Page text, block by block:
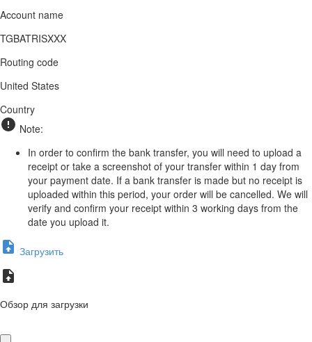
Account name
TGBATRISXXX
Routing code
United States
Country
Note:
In order to confirm the bank transfer, you will need to upload a
receipt or take a screenshot of your transfer within 1 day from
your payment date. If a bank transfer is made but no receipt is
uploaded within this period, your order will be cancelled. We will
verify and confirm your receipt within 3 working days from the
date you upload it.
Загрузить
Обзор для загрузки